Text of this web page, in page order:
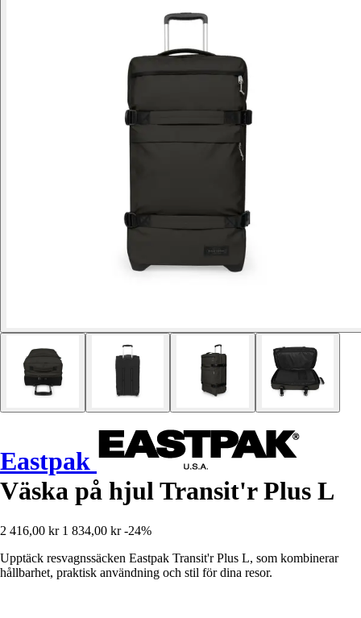
Eastpak
Väska på hjul Transit'r Plus L
2 416,00 kr 1 834,00 kr -24%
Upptäck resvagnssäcken Eastpak Transit'r Plus L, som kombinerar
hållbarhet, praktisk användning och stil för dina resor.